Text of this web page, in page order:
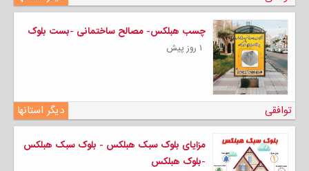
چسب هبلکس- مصالح ساختمانی -بست بلوک
۱ روز پیش
دیگر استانها توافقی
مزایای بلوک سبک هبلکس - بلوک سبک هبلکس
-بلوک هبلکس